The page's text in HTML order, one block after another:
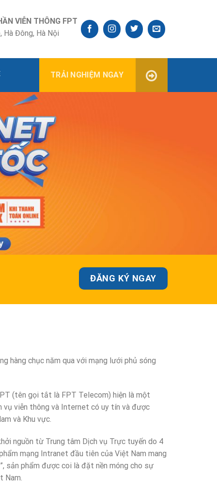
VIỄN THÔNG FPT
Hà Đông, Hà Nội
TRẢI NGHIỆM NGAY
ĐĂNG KÝ NGAY
hàng chục năm qua với mạng lưới phủ sóng
(tên gọi tắt là FPT Telecom) hiện là một
vụ viễn thông và Internet có uy tín và được
và Khu vực.
nguồn từ Trung tâm Dịch vụ Trực tuyến do 4
mạng Intranet đầu tiên của Việt Nam mang
sản phẩm được coi là đặt nền móng cho sự
Nam.